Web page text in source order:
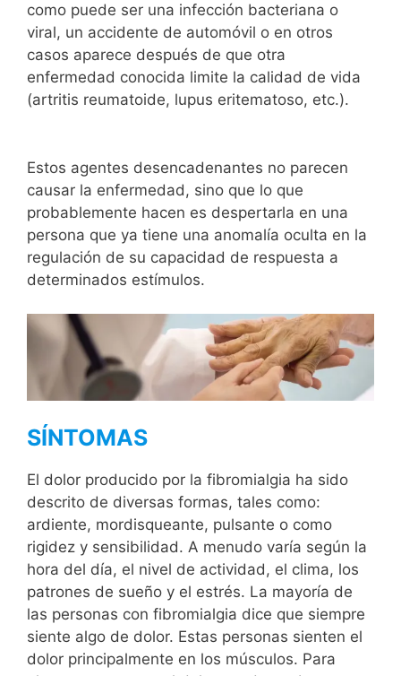
como puede ser una infección bacteriana o
viral, un accidente de automóvil o en otros
casos aparece después de que otra
enfermedad conocida limite la calidad de vida
(artritis reumatoide, lupus eritematoso, etc.).
Estos agentes desencadenantes no parecen
causar la enfermedad, sino que lo que
probablemente hacen es despertarla en una
persona que ya tiene una anomalía oculta en la
regulación de su capacidad de respuesta a
determinados estímulos.
SÍNTOMAS
El dolor producido por la fibromialgia ha sido
descrito de diversas formas, tales como:
ardiente, mordisqueante, pulsante o como
rigidez y sensibilidad. A menudo varía según la
hora del día, el nivel de actividad, el clima, los
patrones de sueño y el estrés. La mayoría de
las personas con fibromialgia dice que siempre
siente algo de dolor. Estas personas sienten el
dolor principalmente en los músculos. Para